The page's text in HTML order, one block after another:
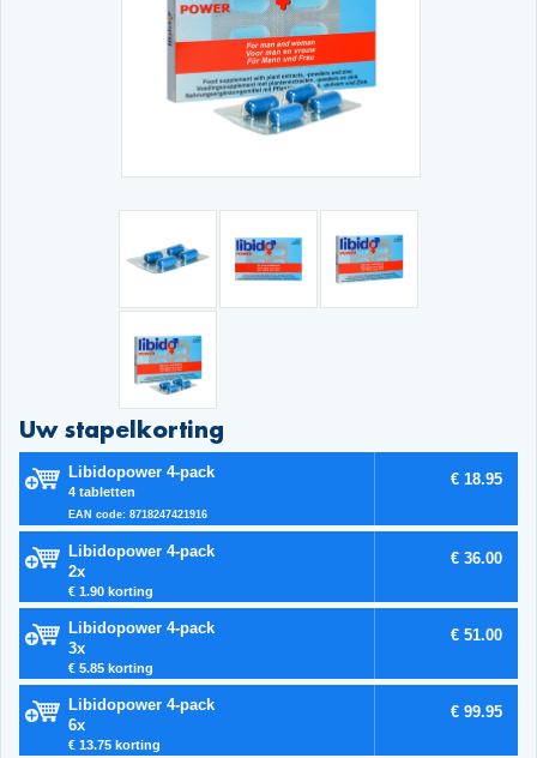
Uw stapelkorting
Libidopower 4-pack
4 tabletten
EAN code: 8718247421916
€ 18.95
Libidopower 4-pack
2x
€ 1.90 korting
€ 36.00
Libidopower 4-pack
3x
€ 5.85 korting
€ 51.00
Libidopower 4-pack
6x
€ 13.75 korting
€ 99.95